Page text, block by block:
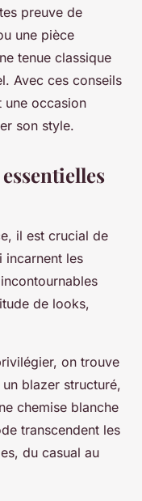
preuve de
une pièce
tenue classique
Avec ces conseils
une occasion
son style.
il est crucial de
incarnent les
de looks,
on trouve
blazer structuré,
chemise blanche
transcendent les
du casual au